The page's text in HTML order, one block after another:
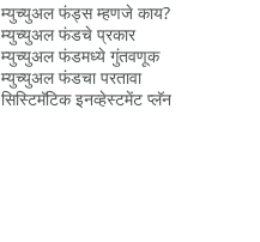
म्युच्युअल फंड्स म्हणजे काय?
म्युच्युअल फंडचे प्रकार
म्युच्युअल फंडमध्ये गुंतवणूक
म्युच्युअल फंडचा परतावा
सिस्टिमॅटिक इनव्हेस्टमेंट प्लॅन